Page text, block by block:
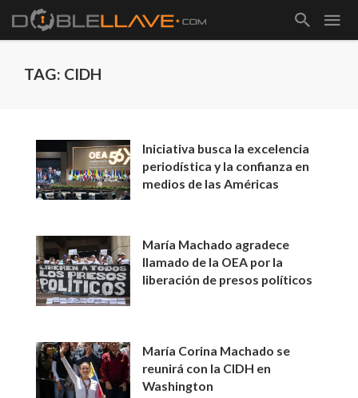
TAG: CIDH
Iniciativa busca la excelencia
periodística y la confianza en
medios de las Américas
María Machado agradece
llamado de la OEA por la
liberación de presos políticos
María Corina Machado se
reunirá con la CIDH en
Washington